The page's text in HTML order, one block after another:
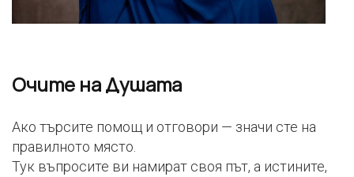
Очите на Душата
Ако търсите помощ и отговори — значи сте на
правилното място.
Тук въпросите ви намират своя път, а истините,